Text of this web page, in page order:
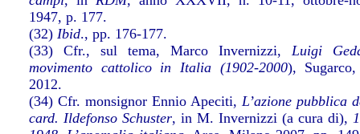
1947, p. 177.
(32) Ibid., pp. 176-177.
(33) Cfr., sul tema, Marco Invernizzi, Luigi
movimento cattolico in Italia (1902-2000),
2012.
(34) Cfr. monsignor Ennio Apeciti, L’azione pubblica
card. Ildefonso Schuster, in M. Invernizzi (a cura di),